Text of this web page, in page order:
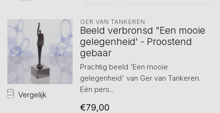
Vergelijk
GER VAN TANKEREN
Beeld verbronsd "Een mooie
gelegenheid' - Proostend
gebaar
Prachtig beeld 'Een mooie
gelegenheid' van Ger van Tankeren.
Eén pers...
€79,00